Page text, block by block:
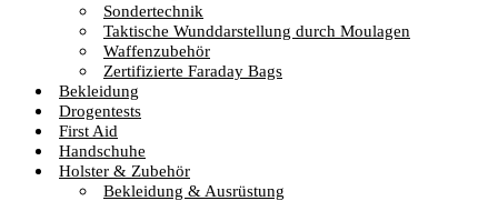
Sondertechnik
Taktische Wunddarstellung durch Moulagen
Waffenzubehör
Zertifizierte Faraday Bags
Bekleidung
Drogentests
First Aid
Handschuhe
Holster & Zubehör
Bekleidung & Ausrüstung